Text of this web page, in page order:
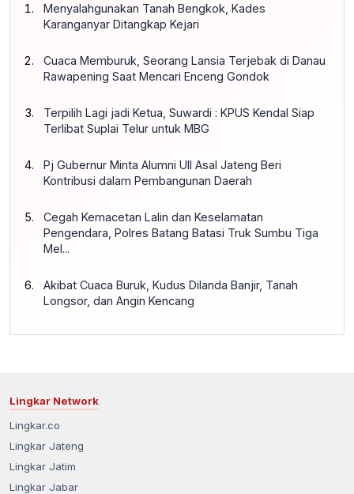
Menyalahgunakan Tanah Bengkok, Kades
Karanganyar Ditangkap Kejari
Cuaca Memburuk, Seorang Lansia Terjebak di Danau
Rawapening Saat Mencari Enceng Gondok
Terpilih Lagi jadi Ketua, Suwardi : KPUS Kendal Siap
Terlibat Suplai Telur untuk MBG
Pj Gubernur Minta Alumni UII Asal Jateng Beri
Kontribusi dalam Pembangunan Daerah
Cegah Kemacetan Lalin dan Keselamatan
Pengendara, Polres Batang Batasi Truk Sumbu Tiga
Mel...
Akibat Cuaca Buruk, Kudus Dilanda Banjir, Tanah
Longsor, dan Angin Kencang
Lingkar Network
Lingkar.co
Lingkar Jateng
Lingkar Jatim
Lingkar Jabar